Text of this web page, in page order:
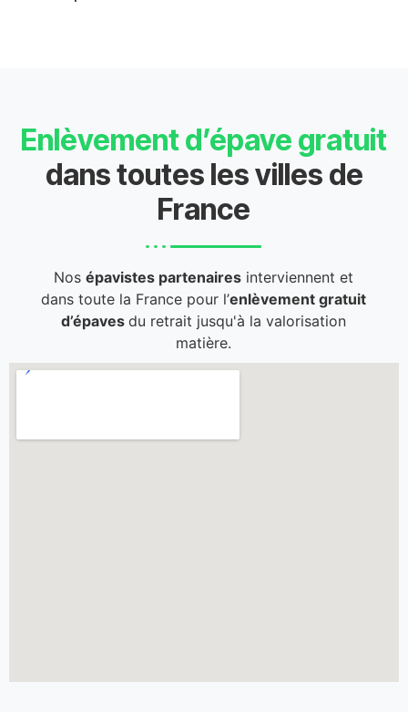
Enlèvement d’épave gratuit
dans toutes les villes de
France
Nosépavistes partenaires interviennent et
dans toute la France pour l’enlèvement gratuit
d’épavesdu retrait jusqu'à la valorisation
matière.